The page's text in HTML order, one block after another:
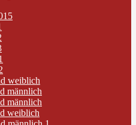
weiblich
männlich
männlich
weiblich